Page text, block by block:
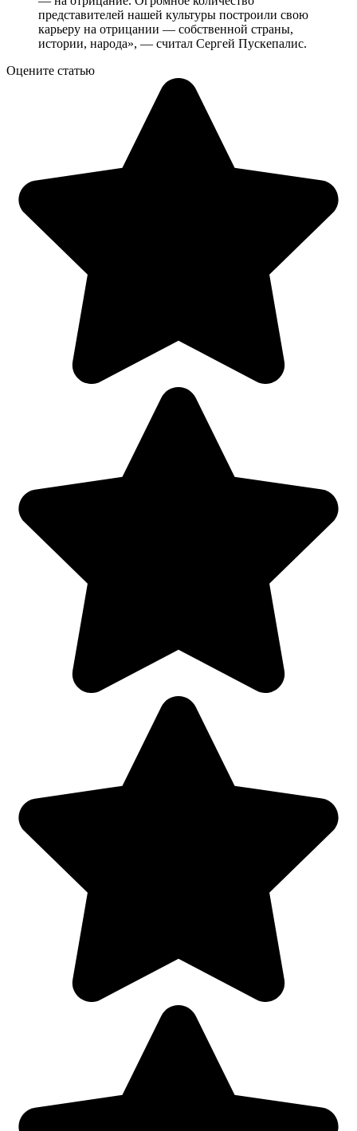
представителей нашей культуры построили свою
карьеру на отрицании — собственной страны,
истории, народа», — считал Сергей Пускепалис.
Оцените статью